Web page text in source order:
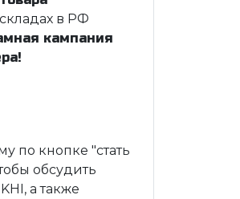
в РФ
кампания
по кнопке "стать
обсудить
а также